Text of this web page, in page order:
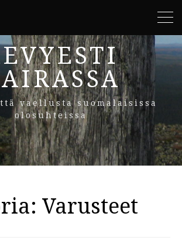
vaellusta suomalaisissa
olosuhteissa
Varusteet